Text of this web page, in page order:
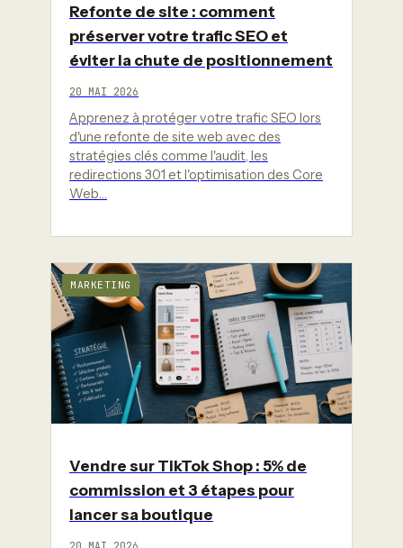
Refonte de site : comment
préserver votre trafic SEO et
éviter la chute de positionnement
20 MAI 2026
Apprenez à protéger votre trafic SEO lors
d'une refonte de site web avec des
stratégies clés comme l'audit, les
redirections 301 et l'optimisation des Core
Web…
MARKETING
Vendre sur TikTok Shop : 5% de
commission et 3 étapes pour
lancer sa boutique